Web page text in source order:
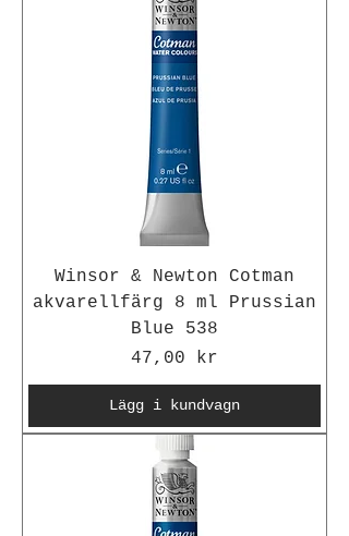
Winsor & Newton Cotman
akvarellfärg 8 ml Prussian
Blue 538
Pris
47,00 kr
Lägg i kundvagn